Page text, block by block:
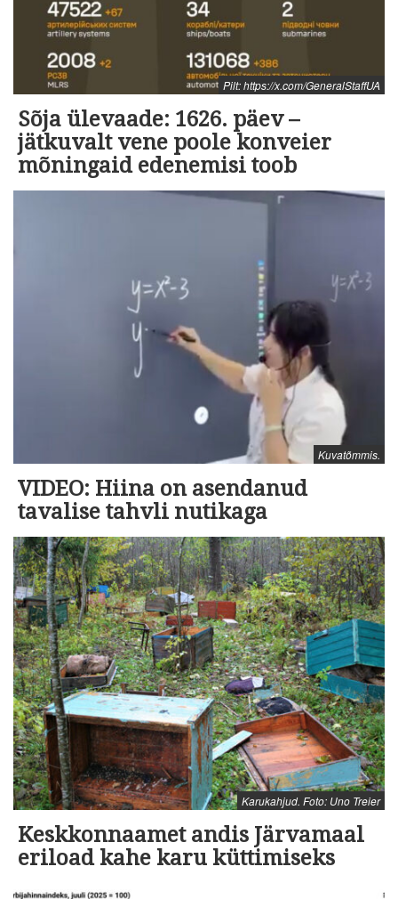
Pilt: https://x.com/GeneralStaffUA
Sõja ülevaade: 1626. päev –
jätkuvalt vene poole konveier
mõningaid edenemisi toob
Kuvatõmmis.
VIDEO: Hiina on asendanud
tavalise tahvli nutikaga
Karukahjud. Foto: Uno Treier
Keskkonnaamet andis Järvamaal
eriload kahe karu küttimiseks